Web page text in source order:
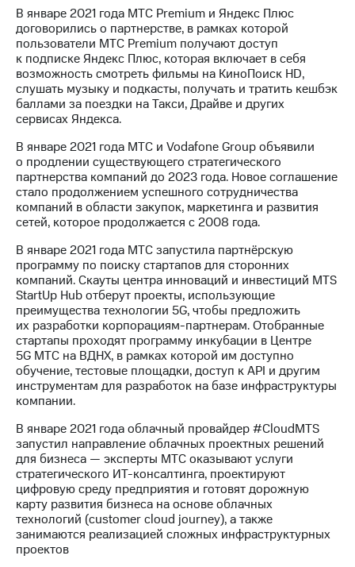
Пресс-
релизы
МТС
о технологиях
Достижения
Интервью
Финансовая
отчетность
Контакты
Новости
в
регионе
и акционерам
Корпоративное
управление
Корпоративный
секретарь
Раскрытие
информации
акционерам
Документы
ПАО
"МТС"
Собрания
акционеров
Личный
кабинет
акционера
В январе 2021 года МТС Premium и Яндекс Плюс
договорились о партнерстве, в рамках которой
пользователи МТС Premium получают доступ
к подписке Яндекс Плюс, которая включает в себя
возможность смотреть фильмы на КиноПоиск HD,
слушать музыку и подкасты, получать и тратить кешбэк
баллами за поездки на Такси, Драйве и других
сервисах Яндекса.
В январе 2021 года МТС и Vodafone Group объявили
о продлении существующего стратегического
партнерства компаний до 2023 года. Новое соглашение
стало продолжением успешного сотрудничества
компаний в области закупок, маркетинга и развития
сетей, которое продолжается с 2008 года.
В январе 2021 года МТС запустила партнёрскую
программу по поиску стартапов для сторонних
компаний. Скауты центра инноваций и инвестиций MTS
StartUp Hub отберут проекты, использующие
преимущества технологии 5G, чтобы предложить
их разработки корпорациям-партнерам. Отобранные
стартапы проходят программу инкубации в Центре
5G МТС на ВДНХ, в рамках которой им доступно
обучение, тестовые площадки, доступ к API и другим
инструментам для разработок на базе инфраструктуры
компании.
В январе 2021 года облачный провайдер #CloudMTS
запустил направление облачных проектных решений
для бизнеса — эксперты МТС оказывают услуги
стратегического ИТ-консалтинга, проектируют
цифровую среду предприятия и готовят дорожную
карту развития бизнеса на основе облачных
технологий (customer cloud journey), а также
занимаются реализацией сложных инфраструктурных
проектов